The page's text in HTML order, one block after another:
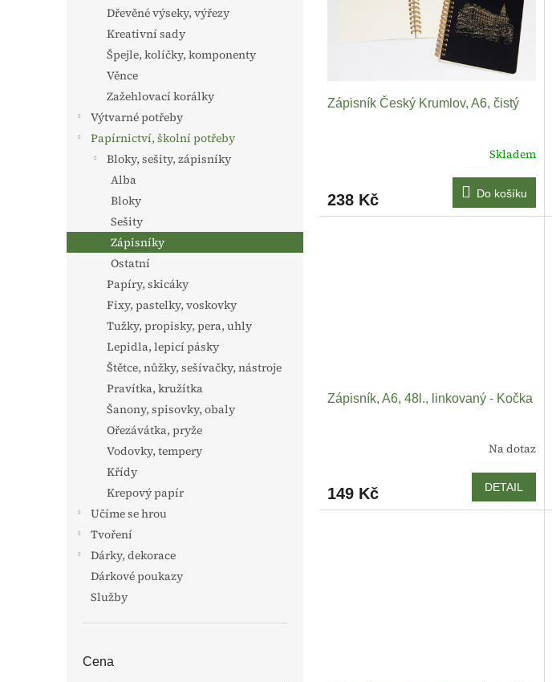
Dřevěné výseky, výřezy
Kreativní sady
Špejle, kolíčky, komponenty
Věnce
Zažehlovací korálky
Výtvarné potřeby
Papírnictví, školní potřeby
Bloky, sešity, zápisníky
Alba
Bloky
Sešity
Zápisníky
Ostatní
Papíry, skicáky
Fixy, pastelky, voskovky
Tužky, propisky, pera, uhly
Lepidla, lepicí pásky
Štětce, nůžky, sešívačky, nástroje
Pravítka, kružítka
Šanony, spisovky, obaly
Ořezávátka, pryže
Vodovky, tempery
Křídy
Krepový papír
Učíme se hrou
Tvoření
Dárky, dekorace
Dárkové poukazy
Služby
Cena
Zápisník Český Krumlov, A6, čistý
Skladem
238 Kč Do košíku
Zápisník, A6, 48l., linkovaný - Kočka
Na dotaz
149 Kč DETAIL